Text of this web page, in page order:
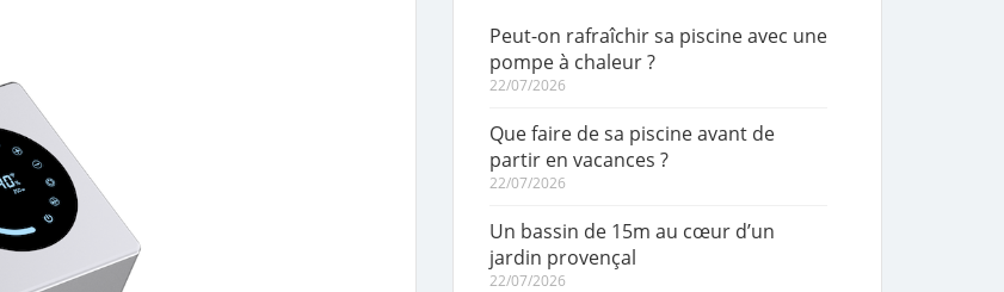
Peut-on rafraîchir sa piscine avec une
pompe à chaleur ?
22/07/2026
Que faire de sa piscine avant de
partir en vacances ?
22/07/2026
Un bassin de 15m au cœur d’un
jardin provençal
22/07/2026